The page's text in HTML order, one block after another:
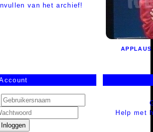
van het archief!
APPLAUS
Inloggen
Help met